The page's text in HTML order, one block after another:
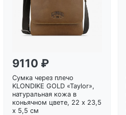
Загрузка...
9110 ₽
Сумка через плечо
KLONDIKE GOLD «Taylor»,
натуральная кожа в
коньячном цвете, 22 х 23,5
х 5,5 см